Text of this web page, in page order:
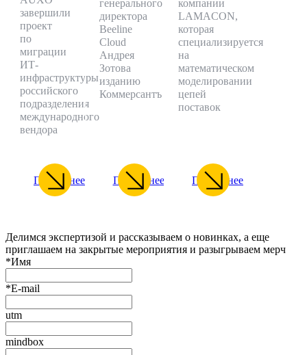
завершили
проект
по
миграции
ИТ-
инфраструктуры
российского
подразделения
международного
вендора
Подробнее
генерального
директора
Beeline
Cloud
Андрея
Зотова
изданию
Коммерсантъ
Подробнее
компании
LAMACON,
которая
специализируется
на
математическом
моделировании
цепей
поставок
Подробнее
Делимся экспертизой и рассказываем о новинках, а еще
приглашаем на закрытые мероприятия и разыгрываем мерч
*Имя
*E-mail
utm
mindbox